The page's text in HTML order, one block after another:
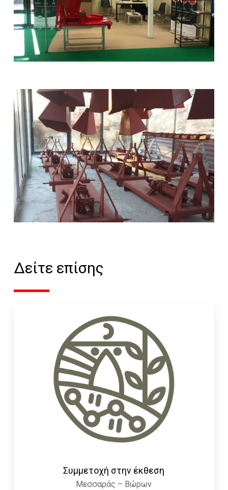
Δείτε επίσης
Συμμετοχή στην έκθεση
Μεσσαράς – Βώρων